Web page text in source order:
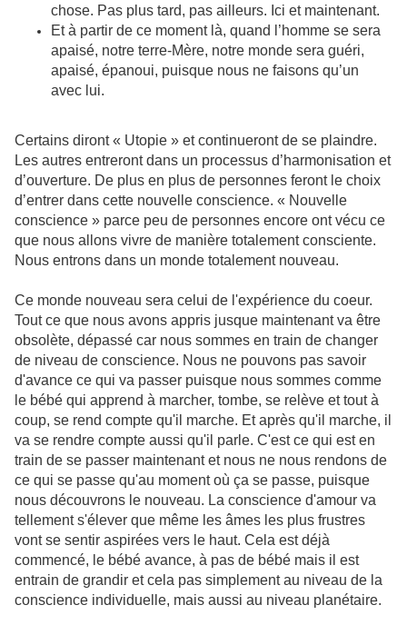
chose. Pas plus tard, pas ailleurs. Ici et maintenant.
Et à partir de ce moment là, quand l’homme se sera
apaisé, notre terre-Mère, notre monde sera guéri,
apaisé, épanoui, puisque nous ne faisons qu’un
avec lui.
Certains diront « Utopie » et continueront de se plaindre.
Les autres entreront dans un processus d’harmonisation et
d’ouverture. De plus en plus de personnes feront le choix
d’entrer dans cette nouvelle conscience. « Nouvelle
conscience » parce peu de personnes encore ont vécu ce
que nous allons vivre de manière totalement consciente.
Nous entrons dans un monde totalement nouveau.
Ce monde nouveau sera celui de l'expérience du coeur.
Tout ce que nous avons appris jusque maintenant va être
obsolète, dépassé car nous sommes en train de changer
de niveau de conscience. Nous ne pouvons pas savoir
d'avance ce qui va passer puisque nous sommes comme
le bébé qui apprend à marcher, tombe, se relève et tout à
coup, se rend compte qu'il marche. Et après qu'il marche, il
va se rendre compte aussi qu'il parle. C'est ce qui est en
train de se passer maintenant et nous ne nous rendons de
ce qui se passe qu'au moment où ça se passe, puisque
nous découvrons le nouveau. La conscience d'amour va
tellement s'élever que même les âmes les plus frustres
vont se sentir aspirées vers le haut. Cela est déjà
commencé, le bébé avance, à pas de bébé mais il est
entrain de grandir et cela pas simplement au niveau de la
conscience individuelle, mais aussi au niveau planétaire.